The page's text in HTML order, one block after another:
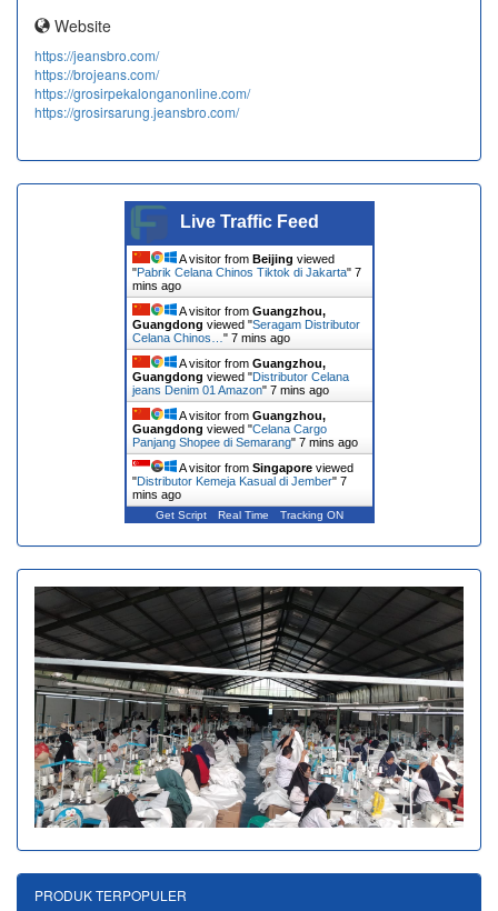
Website
https://jeansbro.com/
https://brojeans.com/
https://grosirpekalonganonline.com/
https://grosirsarung.jeansbro.com/
Live Traffic Feed
A visitor from Beijing viewed
"Pabrik Celana Chinos Tiktok di Jakarta" 7
mins ago
A visitor from Guangzhou,
Guangdong viewed "Seragam Distributor
Celana Chinos… " 7 mins ago
A visitor from Guangzhou,
Guangdong viewed "Distributor Celana
jeans Denim 01 Amazon" 7 mins ago
A visitor from Guangzhou,
Guangdong viewed "Celana Cargo
Panjang Shopee di Semarang" 7 mins ago
A visitor from Singaporeviewed
"Distributor Kemeja Kasual di Jember" 7
mins ago
Get Script Real Time Tracking ON
PRODUK TERPOPULER